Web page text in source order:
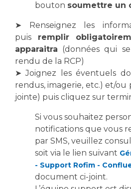
Médecine nucléaire
Maladies rares
Maternité Hôpital
Vos représentants
Les Comités Locaux des
Centres de référence Maladies
Plateforme d'Expertise
Presse / Multimédia
Communiqués de presse
Dossiers de presse
Médiathèque
Fournisseurs
Rôles et missions
bouton soumettre un
➤ Renseignez les
puis remplir
apparaitra (données qui
rendu de la RCP)
➤ Joignez les éventuels
rendus, imagerie, etc.) et/ou
jointe) puis cliquez sur
Si vous souhaitez
notifications que vous
par SMS, veuillez
soit via le lien suivant
- Support Rofim -
document ci-joint.